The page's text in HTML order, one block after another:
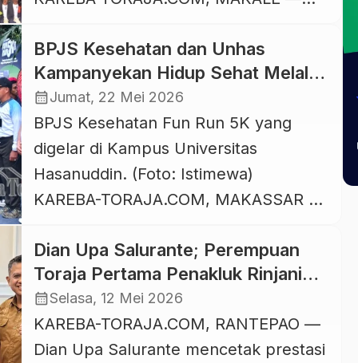
turnamen futsal tingkat Sekolah Dasar
(SD) Se- Kabupaten Tana Toraja dan
Toraja Utara. Kegiatan berlangsung di
Lapangan Futsal Stikla Jalan Starda
Kelurahan Kamali Pentalluan, Makale
Tana Toraja, 13-14 Juni 2026. […]
BPJS Kesehatan dan Unhas
Kampanyekan Hidup Sehat Melalui
Fun Run 5K
calendar_monthJumat, 22 Mei 2026
BPJS Kesehatan Fun Run 5K yang
digelar di Kampus Universitas
Hasanuddin. (Foto: Istimewa)
KAREBA-TORAJA.COM, MAKASSAR —
kampanye hidup sehat bersama para
pemangku kepentingan, salah satunya
melalui kegiatan BPJS Kesehatan Fun
Run 5K yang digelar di Kampus
Universitas Hasanuddin, Jumat 22 Mei
Dian Upa Salurante; Perempuan
Toraja Pertama Penakluk Rinjani
100, Bupati Beri Penghargaan
calendar_monthSelasa, 12 Mei 2026
KAREBA-TORAJA.COM, RANTEPAO —
Dian Upa Salurante mencetak prestasi